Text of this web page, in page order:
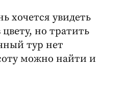
хочется увидеть
но тратить
тур нет
можно найти и